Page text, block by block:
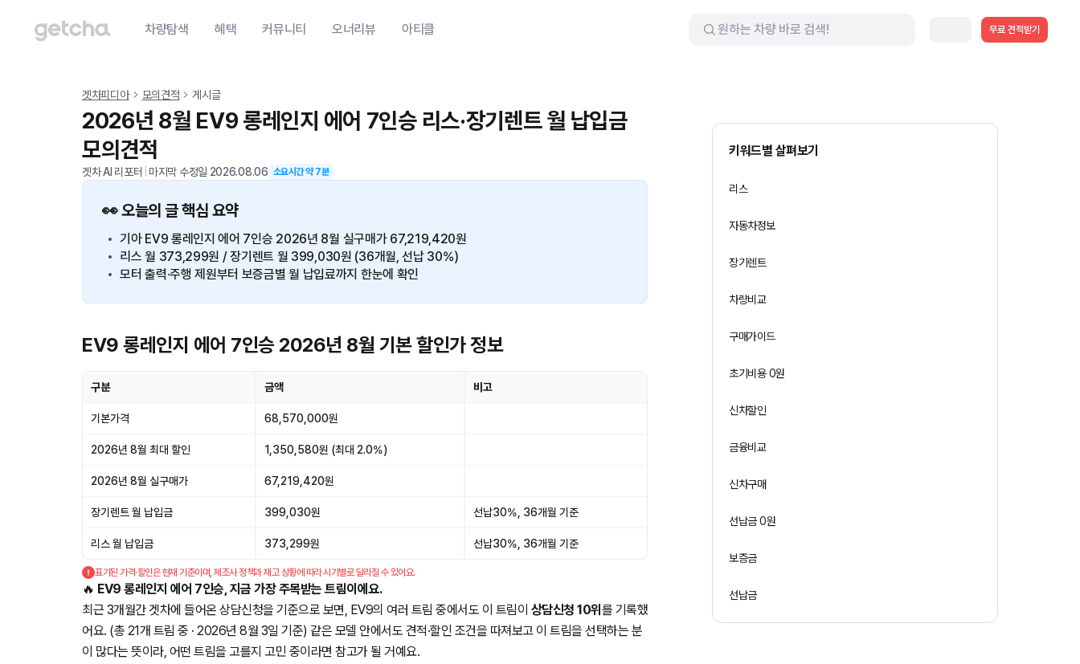
차량탐색 혜택 커뮤니티 오너리뷰 아티클 무료 견적받기
겟차피디아 모의견적 게시글
2026년 8월 EV9 롱레인지 에어 7인승 리스·장기렌트 월 납입금
모의견적
겟차 AI 리포터 마지막 수정일 2026.08.06 소요시간 약7분
👀 오늘의 글 핵심 요약
기아 EV9 롱레인지 에어 7인승 2026년 8월 실구매가 67,219,420원
리스 월 373,299원 / 장기렌트 월 399,030원 (36개월, 선납 30%)
모터 출력·주행 제원부터 보증금별 월 납입료까지 한눈에 확인
EV9 롱레인지 에어 7인승 2026년 8월 기본 할인가 정보
구분 금액 비고
기본가격 68,570,000원
2026년 8월 최대 할인 1,350,580원 (최대 2.0%)
2026년 8월 실구매가 67,219,420원
장기렌트 월 납입금 399,030원 선납30%, 36개월 기준
리스 월 납입금 373,299원 선납30%, 36개월 기준
표기된 가격·할인은 현재 기준이며, 제조사 정책과 재고 상황에 따라 시기별로 달라질 수 있어요.
🔥 EV9 롱레인지 에어 7인승, 지금 가장 주목받는 트림이에요.
최근 3개월간 겟차에 들어온 상담신청을 기준으로 보면, EV9의 여러 트림 중에서도 이 트림이 상담신청 10위 를 기록했
어요. (총 21개 트림 중 · 2026년 8월 3일 기준) 같은 모델 안에서도 견적·할인 조건을 따져보고 이 트림을 선택하는 분
이 많다는 뜻이라, 어떤 트림을 고를지 고민 중이라면 참고가 될 거예요.
키워드별 살펴보기
리스
자동차정보
장기렌트
차량비교
구매가이드
초기비용 0원
신차할인
금융비교
신차구매
선납금 0원
보증금
선납금